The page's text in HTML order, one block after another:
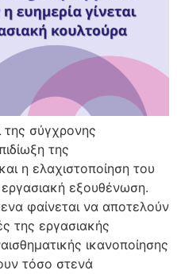
της σύγχρονης
της
η ελαχιστοποίηση του
εξουθένωση.
φαίνεται να αποτελούν
της εργασιακής
ικανοποίησης
τόσο στενά